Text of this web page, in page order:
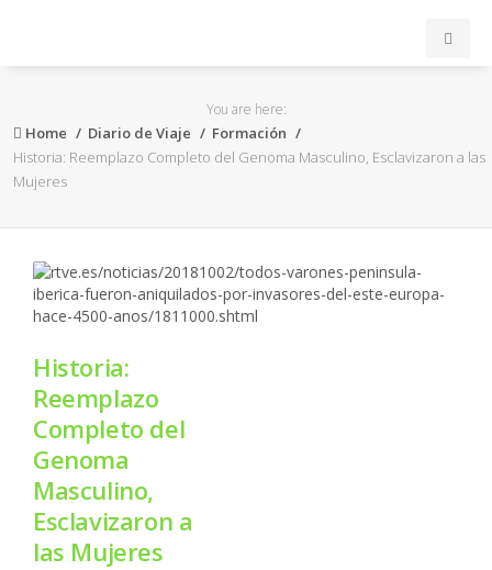
ACB
FEB
FIBA
FORMACIÓN
NBA
MULTIMEDIA
You are here:
Home Diario de Viaje
Formación
Historia: Reemplazo Completo del Genoma Masculino, Esclavizaron a las
Mujeres
Historia:
Reemplazo
Completo del
Genoma
Masculino,
Esclavizaron a
las Mujeres